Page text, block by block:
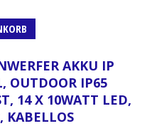
AKKU IP
OUTDOOR IP65
14 X 10WATT LED,
KABELLOS